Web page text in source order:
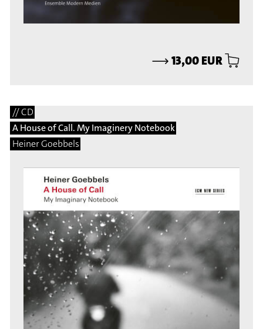
⟶13,00 EUR
// CD
A House of Call. My Imaginery Notebook
Heiner Goebbels